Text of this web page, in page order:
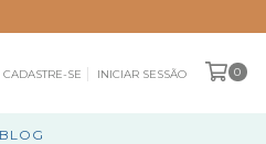
CADASTRE-SE INICIAR SESSÃO 0
BLOG